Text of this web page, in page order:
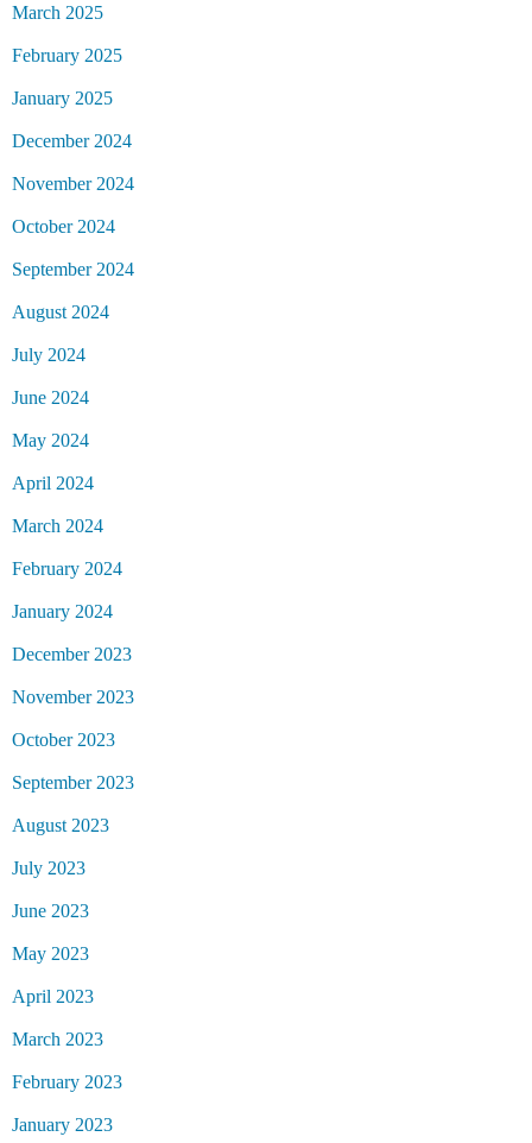
March 2025
February 2025
January 2025
December 2024
November 2024
October 2024
September 2024
August 2024
July 2024
June 2024
May 2024
April 2024
March 2024
February 2024
January 2024
December 2023
November 2023
October 2023
September 2023
August 2023
July 2023
June 2023
May 2023
April 2023
March 2023
February 2023
January 2023